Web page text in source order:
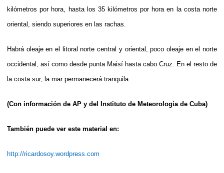
kilómetros por hora, hasta los 35 kilómetros por hora en la costa norte
oriental, siendo superiores en las rachas.
Habrá oleaje en el litoral norte central y oriental, poco oleaje en el norte
occidental, así como desde punta Maisí hasta cabo Cruz. En el resto de
la costa sur, la mar permanecerá tranquila.
(Con información de AP y del Instituto de Meteorología de Cuba)
También puede ver este material en:
http://ricardosoy.wordpress.com